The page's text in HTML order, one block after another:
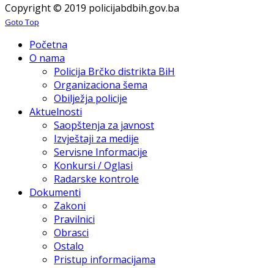
Copyright © 2019 policijabdbih.gov.ba
Goto Top
Početna
O nama
Policija Brčko distrikta BiH
Organizaciona šema
Obilježja policije
Aktuelnosti
Saopštenja za javnost
Izvještaji za medije
Servisne Informacije
Konkursi / Oglasi
Radarske kontrole
Dokumenti
Zakoni
Pravilnici
Obrasci
Ostalo
Pristup informacijama